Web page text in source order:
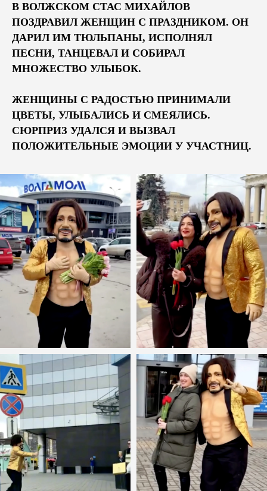
В ВОЛЖСКОМ СТАС МИХАЙЛОВ
ПОЗДРАВИЛ ЖЕНЩИН С ПРАЗДНИКОМ. ОН
ДАРИЛ ИМ ТЮЛЬПАНЫ, ИСПОЛНЯЛ
ПЕСНИ, ТАНЦЕВАЛ И СОБИРАЛ
МНОЖЕСТВО УЛЫБОК.
ЖЕНЩИНЫ С РАДОСТЬЮ ПРИНИМАЛИ
ЦВЕТЫ, УЛЫБАЛИСЬ И СМЕЯЛИСЬ.
СЮРПРИЗ УДАЛСЯ И ВЫЗВАЛ
ПОЛОЖИТЕЛЬНЫЕ ЭМОЦИИ У УЧАСТНИЦ.
СЛУЖБА ПОМОЩИ
БЕГОВЫЕ ДИСТАНЦИИ
РОСТОКТРОПА ПЫЛЬ.НОЧЬПЕСОК
ПЕСОК.НОЧЬ ПОЛЫНЬ ОСТРОВ 5ОСТРОВ 12
КАНИКРОСС ЗАБЕГ С ЖЕНАМИ